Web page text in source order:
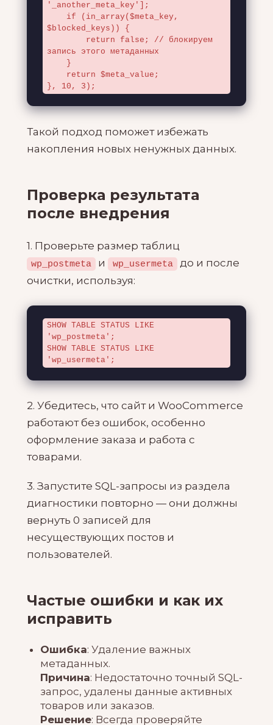
'_another_meta_key'];
$blocked_keys)) {
запись этого метаданных
}, 10, 3);
Такой подход поможет избежать
накопления новых ненужных данных.
Проверка результата
после внедрения
1. Проверьте размер таблиц
wp_postmeta и wp_usermeta до и после
очистки, используя:
SHOW TABLE STATUS LIKE
'wp_postmeta';
SHOW TABLE STATUS LIKE
'wp_usermeta';
2. Убедитесь, что сайт и WooCommerce
работают без ошибок, особенно
оформление заказа и работа с
товарами.
3. Запустите SQL-запросы из раздела
диагностики повторно — они должны
вернуть 0 записей для
несуществующих постов и
пользователей.
Частые ошибки и как их
исправить
Ошибка: Удаление важных
метаданных.
Причина: Недостаточно точный SQL-
запрос, удалены данные активных
товаров или заказов.
Решение: Всегда проверяйте